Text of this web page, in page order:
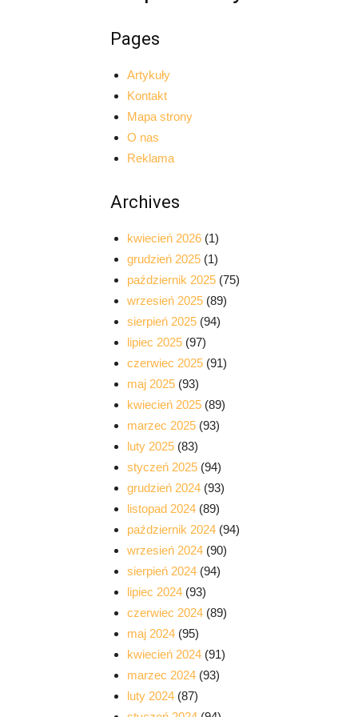
Pages
Artykuły
Kontakt
Mapa strony
O nas
Reklama
Archives
kwiecień 2026 (1)
grudzień 2025 (1)
październik 2025 (75)
wrzesień 2025 (89)
sierpień 2025 (94)
lipiec 2025 (97)
czerwiec 2025 (91)
maj 2025 (93)
kwiecień 2025 (89)
marzec 2025 (93)
luty 2025 (83)
styczeń 2025 (94)
grudzień 2024 (93)
listopad 2024 (89)
październik 2024 (94)
wrzesień 2024 (90)
sierpień 2024 (94)
lipiec 2024 (93)
czerwiec 2024 (89)
maj 2024 (95)
kwiecień 2024 (91)
marzec 2024 (93)
luty 2024 (87)